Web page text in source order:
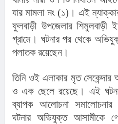
যার মামলা নং (১)। এই
ফুলবাড়ী উপজেলার শিমুলবাড়ী
গ্রামে। ঘটনার পর থেকে
পলাতক রয়েছেন।
তিনি ওই এলাকার মৃত
ও এক ছেলে রয়েছে। এই
ব্যাপক আলোচনা
ঘটনার অভিযুক্ত আসামীকে